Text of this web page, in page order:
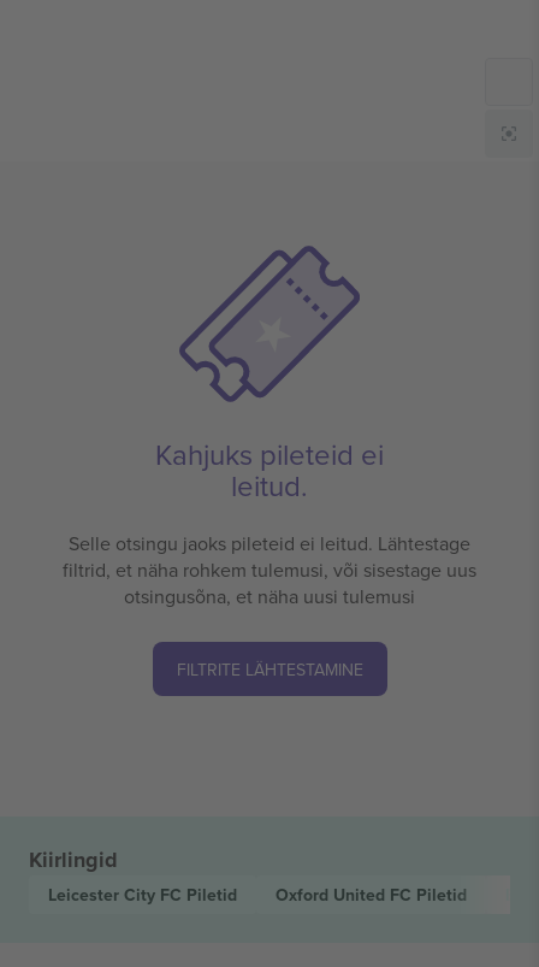
Kahjuks pileteid ei
leitud.
Selle otsingu jaoks pileteid ei leitud. Lähtestage
filtrid, et näha rohkem tulemusi, või sisestage uus
otsingusõna, et näha uusi tulemusi
FILTRITE LÄHTESTAMINE
Kiirlingid
Leicester City FC Piletid Oxford United FC Piletid